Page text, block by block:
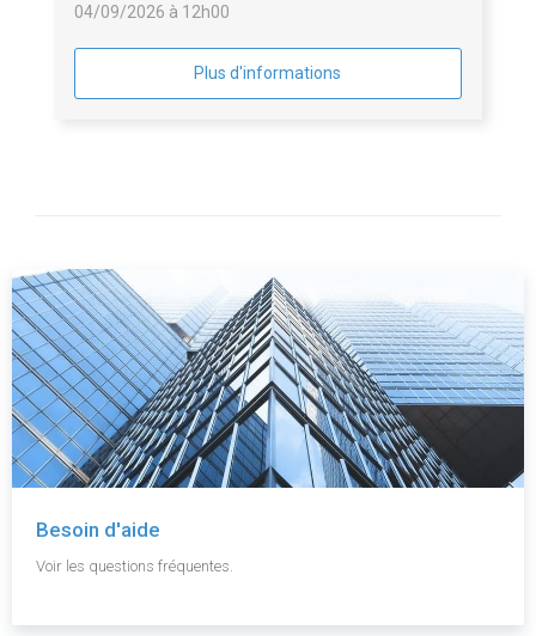
04/09/2026 à 12h00
Plus d'informations
Besoin d'aide
Voir les questions fréquentes.